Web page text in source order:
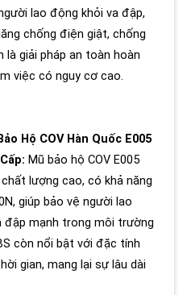
lao động khỏi va đập,
chống điện giật, chống
là giải pháp an toàn hoàn
việc có nguy cơ cao.
Hộ COV Hàn Quốc E005
Mũ bảo hộ COV E005
lượng cao, có khả năng
giúp bảo vệ người lao
đập mạnh trong môi trường
còn nổi bật với đặc tính
gian, mang lại sự lâu dài